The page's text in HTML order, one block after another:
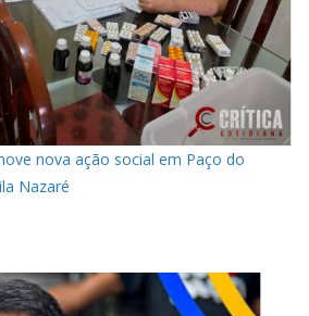
nova ação social em Paço do
Nazaré